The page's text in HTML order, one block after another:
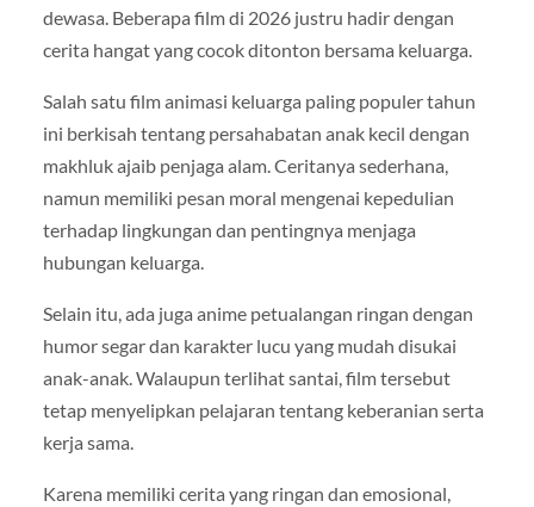
dewasa. Beberapa film di 2026 justru hadir dengan
cerita hangat yang cocok ditonton bersama keluarga.
Salah satu film animasi keluarga paling populer tahun
ini berkisah tentang persahabatan anak kecil dengan
makhluk ajaib penjaga alam. Ceritanya sederhana,
namun memiliki pesan moral mengenai kepedulian
terhadap lingkungan dan pentingnya menjaga
hubungan keluarga.
Selain itu, ada juga anime petualangan ringan dengan
humor segar dan karakter lucu yang mudah disukai
anak-anak. Walaupun terlihat santai, film tersebut
tetap menyelipkan pelajaran tentang keberanian serta
kerja sama.
Karena memiliki cerita yang ringan dan emosional,